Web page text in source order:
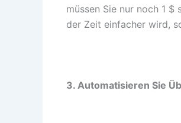
müssen Sie nur noch 1
der Zeit einfacher wird,
3. Automatisieren Sie